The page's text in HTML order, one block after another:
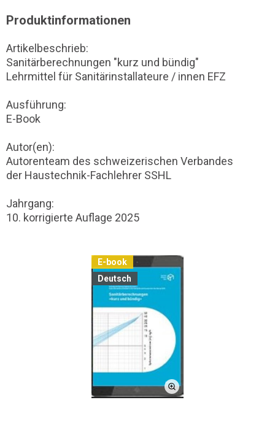
Produktinformationen
Artikelbeschrieb:
Sanitärberechnungen "kurz und bündig"
Lehrmittel für Sanitärinstallateure / innen EFZ
Ausführung:
E-Book
Autor(en):
Autorenteam des schweizerischen Verbandes
der Haustechnik-Fachlehrer SSHL
Jahrgang:
10. korrigierte Auflage 2025
E-book
Deutsch